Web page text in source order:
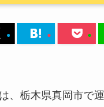
、栃木県真岡市で